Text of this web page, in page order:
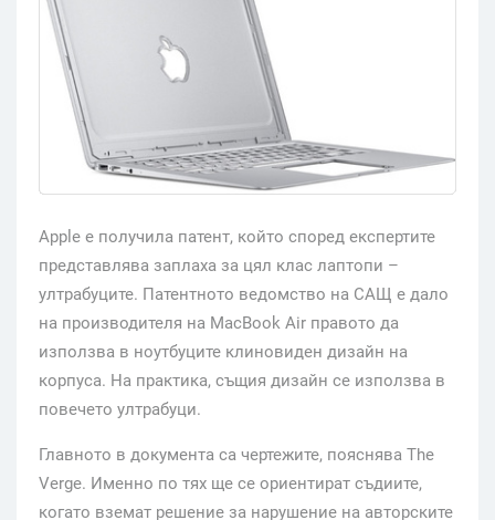
Apple е получила патент, който според експертите
представлява заплаха за цял клас лаптопи –
ултрабуците. Патентното ведомство на САЩ е дало
на производителя на MacBook Air правото да
използва в ноутбуците клиновиден дизайн на
корпуса. На практика, същия дизайн се използва в
повечето ултрабуци.
Главното в документа са чертежите, пояснява The
Verge. Именно по тях ще се ориентират съдиите,
когато вземат решение за нарушение на авторските